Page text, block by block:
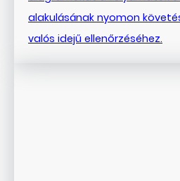
alakulásának nyomon
valós idejű ellenőrzéséhez.